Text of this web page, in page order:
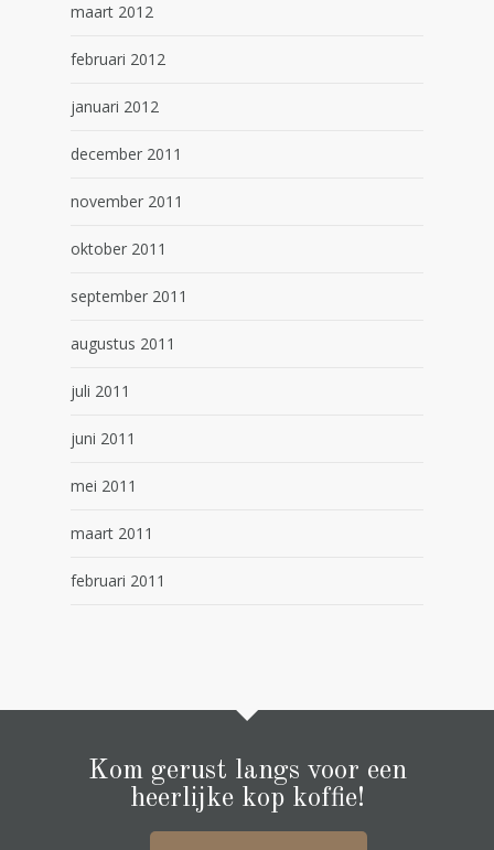
maart 2012
februari 2012
januari 2012
december 2011
november 2011
oktober 2011
september 2011
augustus 2011
juli 2011
juni 2011
mei 2011
maart 2011
februari 2011
Kom gerust langs voor een
heerlijke kop koffie!